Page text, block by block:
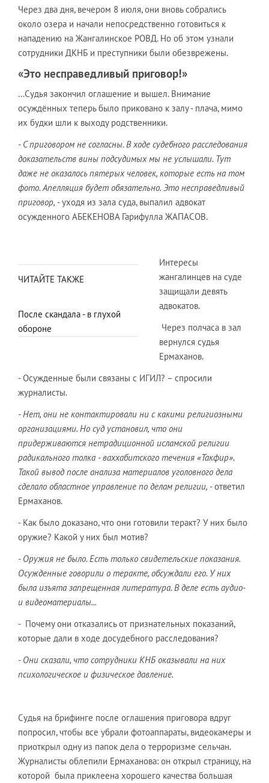
Через два дня, вечером 8 июля, они вновь собрались
около озера и начали непосредственно готовиться к
нападению на Жангалинское РОВД. Но об этом узнали
сотрудники ДКНБ и преступники были обезврежены.
«Это несправедливый приговор!»
…Судья закончил оглашение и вышел. Внимание
осуждённых теперь было приковано к залу - плача, мимо
их будки шли к выходу родственники.
- С приговором не согласны. В ходе судебного расследования
доказательств вины подсудимых мы не услышали. Тут
даже не оказалось пятерых человек, которые есть на том
фото. Апелляция будет обязательно. Это несправедливый
приговор, - уходя из зала суда, выпалил адвокат
осужденного АБЕКЕНОВА Гарифулла ЖАПАСОВ.
ЧИТАЙТЕ ТАКЖЕ
После скандала - в глухой
обороне
Интересы
жангалинцев на суде
защищали девять
адвокатов.
Через полчаса в зал
вернулся судья
Ермаханов.
- Осужденные были связаны с ИГИЛ? – спросили
журналисты.
- Нет, они не контактировали ни с какими религиозными
организациями. Но суд установил, что они
придерживаются нетрадиционной исламской религии
радикального толка - ваххабитского течения «Такфир».
Такой вывод после анализа материалов уголовного дела
сделало областное управление по делам религии, - ответил
Ермаханов.
- Как было доказано, что они готовили теракт? У них было
оружие? Какой у них был мотив?
- Оружия не было. Есть только свидетельские показания.
Осужденные говорили о теракте, обсуждали его. У них
была изъята запрещенная литература. В деле есть аудио-
и видеоматериалы...
- Почему они отказались от признательных показаний,
которые дали в ходе досудебного расследования?
- Они сказали, что сотрудники КНБ оказывали на них
психологическое и физическое давление.
Судья на брифинге после оглашения приговора вдруг
попросил, чтобы все убрали фотоаппараты, видеокамеры и
приоткрыл одну из папок дела о терроризме сельчан.
Журналисты облепили Ермаханова: он открыл страницу, на
которой была приклеена хорошего качества большая